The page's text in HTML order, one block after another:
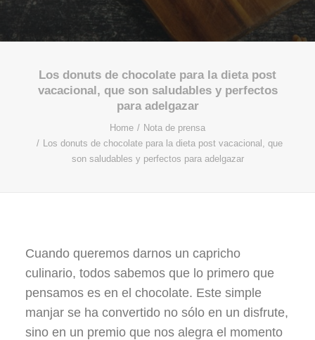
Los donuts de chocolate para la dieta post
vacacional, que son saludables y perfectos
para adelgazar
Home
Nota de prensa
Los donuts de chocolate para la dieta post vacacional, que
son saludables y perfectos para adelgazar
Cuando queremos darnos un capricho
culinario, todos sabemos que lo primero que
pensamos es en el chocolate. Este simple
manjar se ha convertido no sólo en un disfrute,
sino en un premio que nos alegra el momento